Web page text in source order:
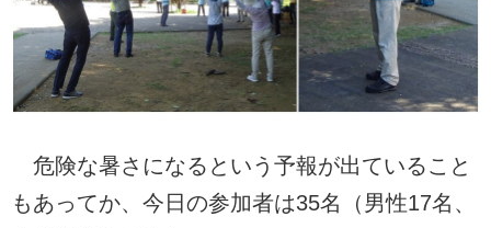
危険な暑さになるという予報が出ていること
もあってか、今日の参加者は35名（男性17名、